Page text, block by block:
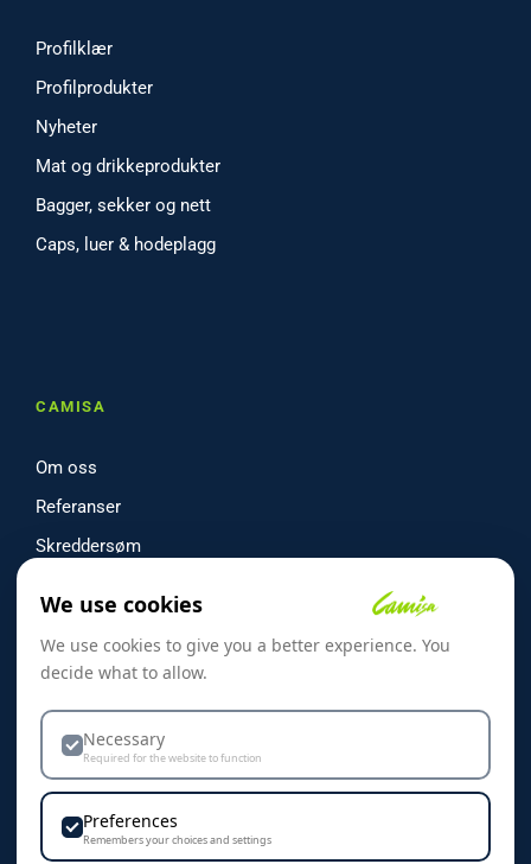
Profilklær
Profilprodukter
Nyheter
Mat og drikkeprodukter
Bagger, sekker og nett
Caps, luer & hodeplagg
CAMISA
Om oss
Referanser
Skreddersøm
Personvern & Cookies
KONTAKT
Camisa AS
We use cookies
We use cookies to give you a better experience. You
decide what to allow.
Necessary
Required for the website to function
Preferences
Remembers your choices and settings